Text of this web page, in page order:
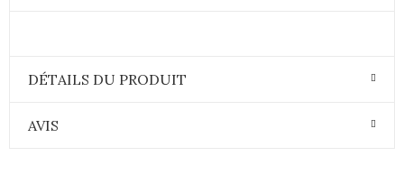
DÉTAILS DU PRODUIT
AVIS